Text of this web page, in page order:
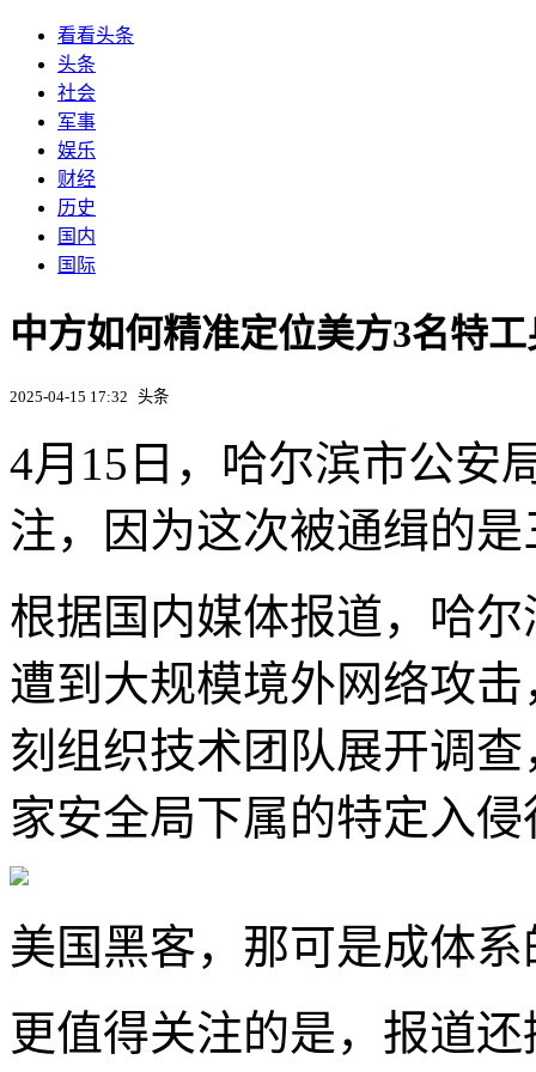
看看头条
头条
社会
军事
娱乐
财经
历史
国内
国际
中方如何精准定位美方3名特
2025-04-15 17:32 头条
4月15日，哈尔滨市公安
注，因为这次被通缉的
根据国内媒体报道，哈
遭到大规模境外网络攻
刻组织技术团队展开调
家安全局下属的特定入
美国黑客，那可是成体系
更值得关注的是，报道